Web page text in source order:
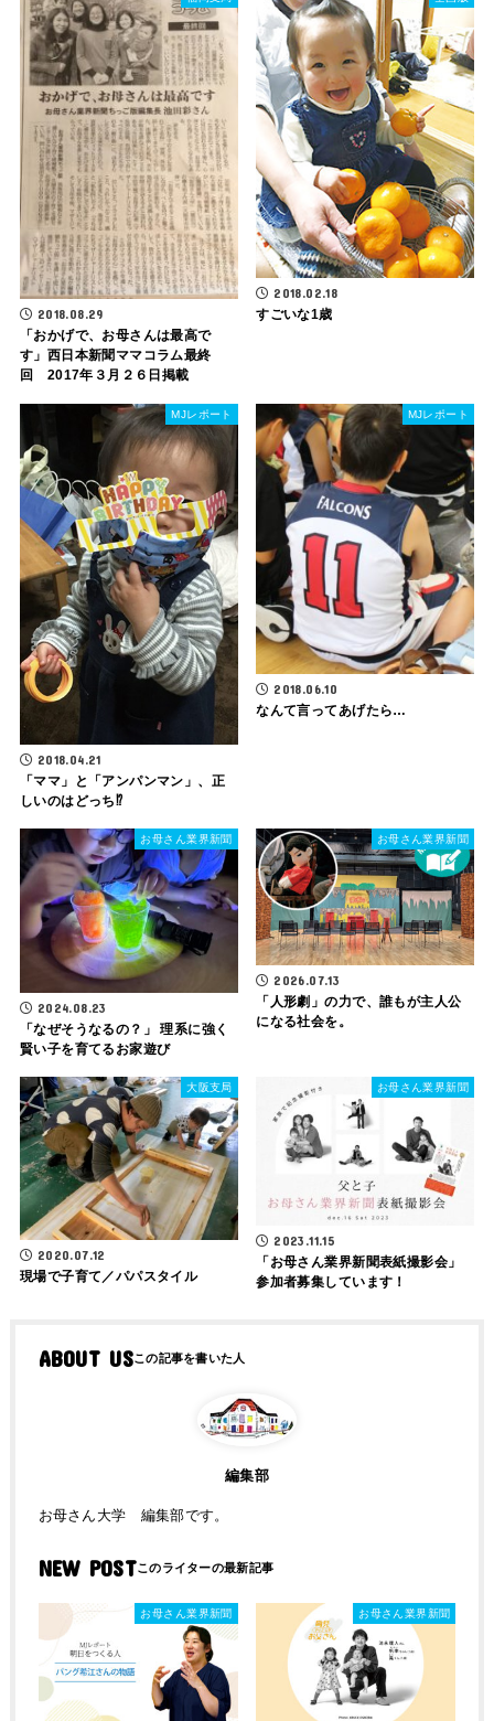
2018.08.29
「おかげで、お母さんは最高で
す」西日本新聞ママコラム最終
回 2017年３月２６日掲載
2018.02.18
すごいな1歳
MJレポート
2018.04.21
「ママ」と「アンパンマン」、正
しいのはどっち⁉
MJレポート
2018.06.10
なんて言ってあげたら…
お母さん業界新聞
2024.08.23
「なぜそうなるの？」 理系に強く
賢い子を育てるお家遊び
お母さん業界新聞
2026.07.13
「人形劇」の力で、誰もが主人公
になる社会を。
大阪支局
2020.07.12
現場で子育て／パパスタイル
お母さん業界新聞
2023.11.15
「お母さん業界新聞表紙撮影会」
参加者募集しています！
ABOUT US
編集部
お母さん大学 編集部です。
NEW POST
お母さん業界新聞 お母さん業界新聞